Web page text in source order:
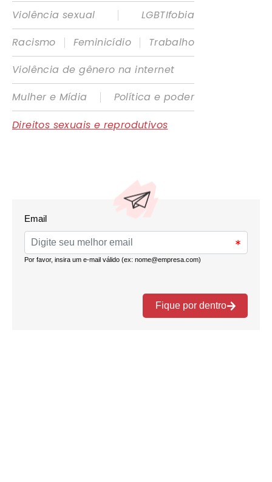
Violência sexual
|
LGBTIfobia
Racismo
| Feminicídio |
Trabalho
Violência de gênero na internet
Mulher e Mídia
|
Política e poder
Direitos sexuais e reprodutivos